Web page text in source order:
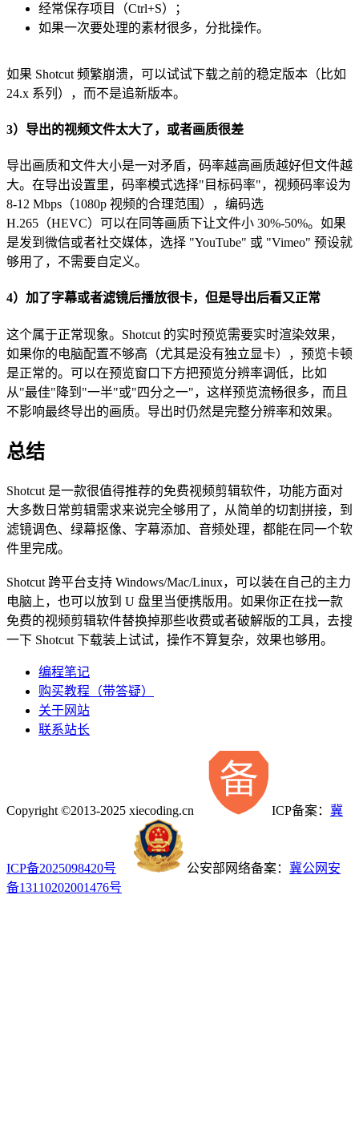
经常保存项目（Ctrl+S）；
如果一次要处理的素材很多，分批操作。
如果 Shotcut 频繁崩溃，可以试试下载之前的稳定版本（比如
24.x 系列），而不是追新版本。
3）导出的视频文件太大了，或者画质很差
导出画质和文件大小是一对矛盾，码率越高画质越好但文件越
大。在导出设置里，码率模式选择"目标码率"，视频码率设为
8-12 Mbps（1080p 视频的合理范围），编码选
H.265（HEVC）可以在同等画质下让文件小 30%-50%。如果
是发到微信或者社交媒体，选择 "YouTube" 或 "Vimeo" 预设就
够用了，不需要自定义。
4）加了字幕或者滤镜后播放很卡，但是导出后看又正常
这个属于正常现象。Shotcut 的实时预览需要实时渲染效果，
如果你的电脑配置不够高（尤其是没有独立显卡），预览卡顿
是正常的。可以在预览窗口下方把预览分辨率调低，比如
从"最佳"降到"一半"或"四分之一"，这样预览流畅很多，而且
不影响最终导出的画质。导出时仍然是完整分辨率和效果。
总结
Shotcut 是一款很值得推荐的免费视频剪辑软件，功能方面对
大多数日常剪辑需求来说完全够用了，从简单的切割拼接，到
滤镜调色、绿幕抠像、字幕添加、音频处理，都能在同一个软
件里完成。
Shotcut 跨平台支持 Windows/Mac/Linux，可以装在自己的主力
电脑上，也可以放到 U 盘里当便携版用。如果你正在找一款
免费的视频剪辑软件替换掉那些收费或者破解版的工具，去搜
一下 Shotcut 下载装上试试，操作不算复杂，效果也够用。
编程笔记
购买教程（带答疑）
关于网站
联系站长
Copyright ©2013-2025 xiecoding.cn ICP备案： 冀
ICP备2025098420号 公安部网络备案： 冀公网安
备13110202001476号